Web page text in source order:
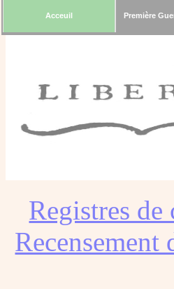
Acceuil Première
Registres
Recensement